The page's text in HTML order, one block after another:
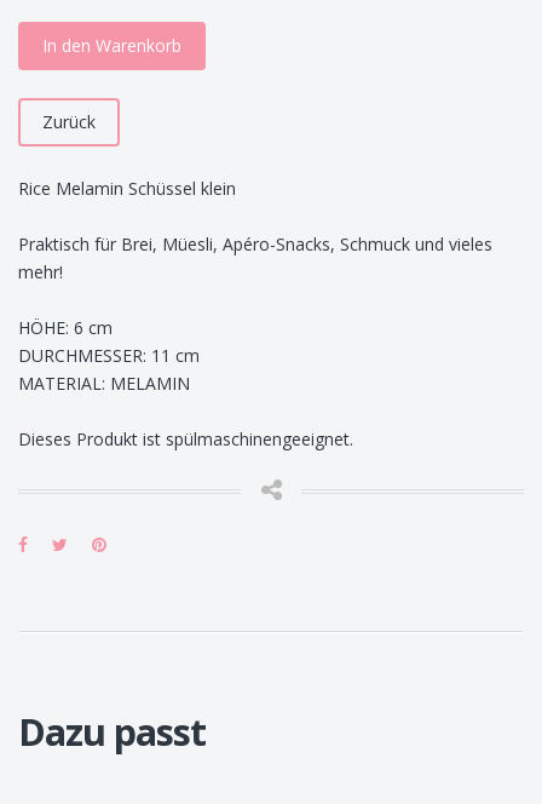
In den Warenkorb
Zurück
Rice Melamin Schüssel klein
Praktisch für Brei, Müesli, Apéro-Snacks, Schmuck und vieles
mehr!
HÖHE: 6 cm
DURCHMESSER: 11 cm
MATERIAL: MELAMIN
Dieses Produkt ist spülmaschinengeeignet.
Dazu passt